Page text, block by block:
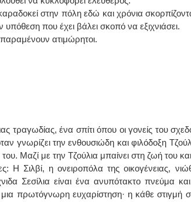
στην πόλη εδώ και χρόνια
που έχει βάλει σκοπό να εξιχνιάσει.
ατιμώρητοι.
τραγωδίας, ένα σπίτι όπου οι γονείς του
γνωρίζει την ενθουσιώδη και φιλόδοξη
Μαζί με την Τζούλια μπαίνει στη ζωή του
Η Σιλβί, η ονειροπόλα της οικογένειας,
Σεσίλια είναι ένα ανυπότακτο πνεύμα
μια πρωτόγνωρη ευχαρίστηση· η κάθε στιγμή